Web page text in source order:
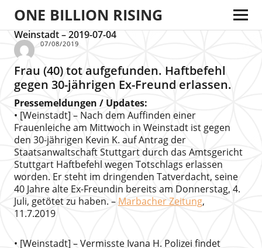
ONE BILLION RISING
Weinstadt – 2019-07-04
07/08/2019
Frau (40) tot aufgefunden. Haftbefehl
gegen 30-jährigen Ex-Freund erlassen.
Pressemeldungen / Updates:
• [Weinstadt] – Nach dem Auffinden einer
Frauenleiche am Mittwoch in Weinstadt ist gegen
den 30-jährigen Kevin K. auf Antrag der
Staatsanwaltschaft Stuttgart durch das Amtsgericht
Stuttgart Haftbefehl wegen Totschlags erlassen
worden. Er steht im dringenden Tatverdacht, seine
40 Jahre alte Ex-Freundin bereits am Donnerstag, 4.
Juli, getötet zu haben. – Marbacher Zeitung,
11.7.2019
• [Weinstadt] – Vermisste Ivana H. Polizei findet